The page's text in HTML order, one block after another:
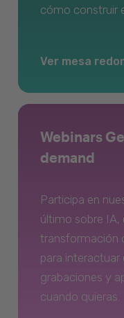
cómo construir
Ver mesa
Webinars
demand
Participa en
último sobre
transformación
para
grabaciones y
cuando quieras.